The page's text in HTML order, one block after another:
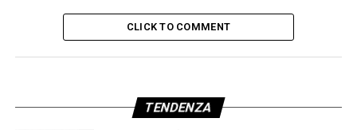
CLICK TO COMMENT
TENDENZA